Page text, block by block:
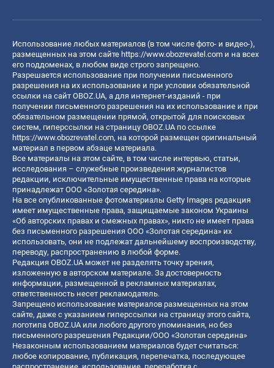
Использование любых материалов (в том числе фото- и видео-),
размещенных на этом сайте https://www.obozrevatel.com и на всех
его поддоменах, в любом виде строго запрещено.
Разрешается использование при получении письменного
разрешения на их использование и при условии обязательной
ссылки на сайт OBOZ.UA, а для интернет-изданий - при
получении письменного разрешения на их использование и при
обязательном размещении прямой, открытой для поисковых
систем, гиперссылки на страницу OBOZ.UA по ссылке
https://www.obozrevatel.com, на которой размещен оригинальный
материал в первом абзаце материала.
Все материалы на этом сайте, в том числе интервью, статьи,
исследования – служебные произведения журналистов
редакции, исключительные имущественные права на которые
принадлежат ООО «Золотая середина».
На все опубликованные фотоматериалы Getty Images редакция
имеет имущественные права, защищаемые законом Украины
«Об авторских правах и смежных правах», никто не имеет права
без письменного разрешения ООО «Золотая середина» их
использовать, они не подлежат дальнейшему воспроизводству,
переводу, распространению в любой форме.
Редакция OBOZ.UA может не разделять точку зрения,
изложенную в авторском материале. За достоверность
информации, размещенной в рекламных материалах,
ответственность несет рекламодатель.
Запрещено использование материалов размещенных на этом
сайте, даже с указанием гиперссылки на страницу этого сайта,
логотипа OBOZ.UA или любого другого упоминания, но без
письменного разрешения Редакции/ООО «Золотая середина»
Незаконным использованием материалов будет считаться:
любое копирование, публикация, перепечатка, последующее